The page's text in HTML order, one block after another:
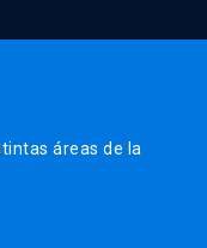
áreas de la